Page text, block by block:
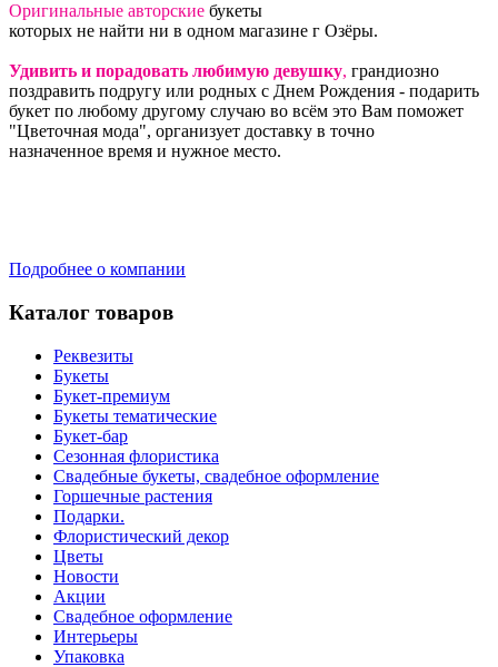
Оригинальные авторские букеты
которых не найти ни в одном магазине г Озёры.
Удивить и порадовать любимую девушку, грандиозно
поздравить подругу или родных с Днем Рождения - подарить
букет по любому другому случаю во всём это Вам поможет
"Цветочная мода", организует доставку в точно
назначенное время и нужное место.
Подробнее о компании
Каталог товаров
Реквезиты
Букеты
Букет-премиум
Букеты тематические
Букет-бар
Сезонная флористика
Свадебные букеты, свадебное оформление
Горшечные растения
Подарки.
Флористический декор
Цветы
Новости
Акции
Свадебное оформление
Интерьеры
Упаковка